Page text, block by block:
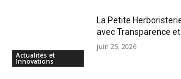
Actualités et
Innovations
La Petite
avec Transparence
juin 25, 2026